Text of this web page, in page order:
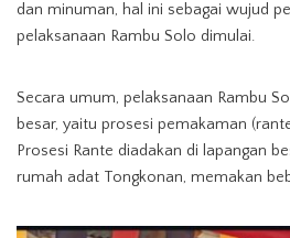
dan minuman, hal ini sebagai wujud
pelaksanaan Rambu Solo dimulai.
Secara umum, pelaksanaan Rambu
besar, yaitu prosesi pemakaman
Prosesi Rante diadakan di lapangan
rumah adat Tongkonan, memakan